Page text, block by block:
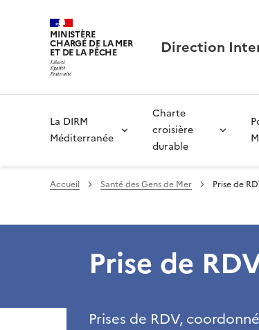
MINISTÈRE
CHARGÉ DE LA MER
ET DE LA PÊCHE Direction
La DIRM
Méditerranée
Charte
croisière
durable
Accueil Santé des Gens de Mer Prise de
Prise de
Prises de RDV,